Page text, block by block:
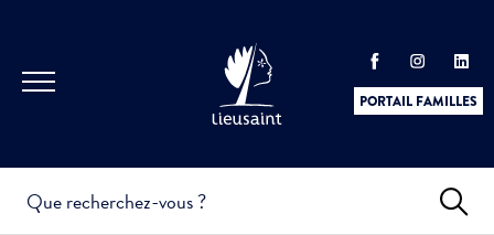
PORTAIL FAMILLES